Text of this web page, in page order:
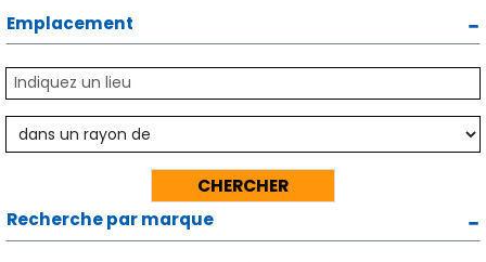
Emplacement
Recherche par marque